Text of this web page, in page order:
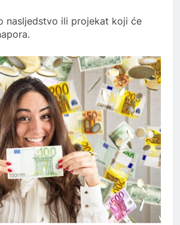
nasljedstvo ili projekat koji će